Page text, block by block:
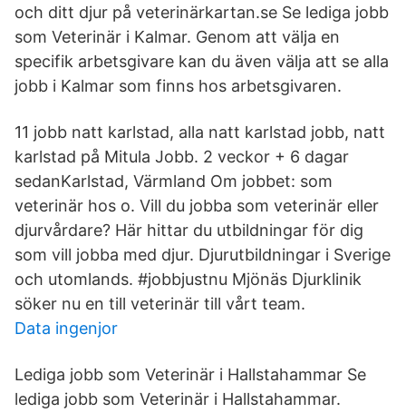
och ditt djur på veterinärkartan.se Se lediga jobb
som Veterinär i Kalmar. Genom att välja en
specifik arbetsgivare kan du även välja att se alla
jobb i Kalmar som finns hos arbetsgivaren.
11 jobb natt karlstad, alla natt karlstad jobb, natt
karlstad på Mitula Jobb. 2 veckor + 6 dagar
sedanKarlstad, Värmland Om jobbet: som
veterinär hos o. Vill du jobba som veterinär eller
djurvårdare? Här hittar du utbildningar för dig
som vill jobba med djur. Djurutbildningar i Sverige
och utomlands. #jobbjustnu Mjönäs Djurklinik
söker nu en till veterinär till vårt team.
Data ingenjor
Lediga jobb som Veterinär i Hallstahammar Se
lediga jobb som Veterinär i Hallstahammar.